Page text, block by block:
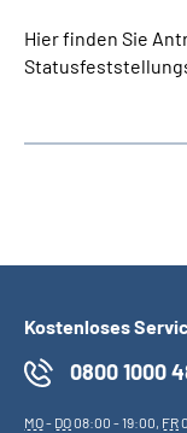
Hier finden Sie
Kostenloses
0800 1000
MO- DO08:00 - 19:00, FR